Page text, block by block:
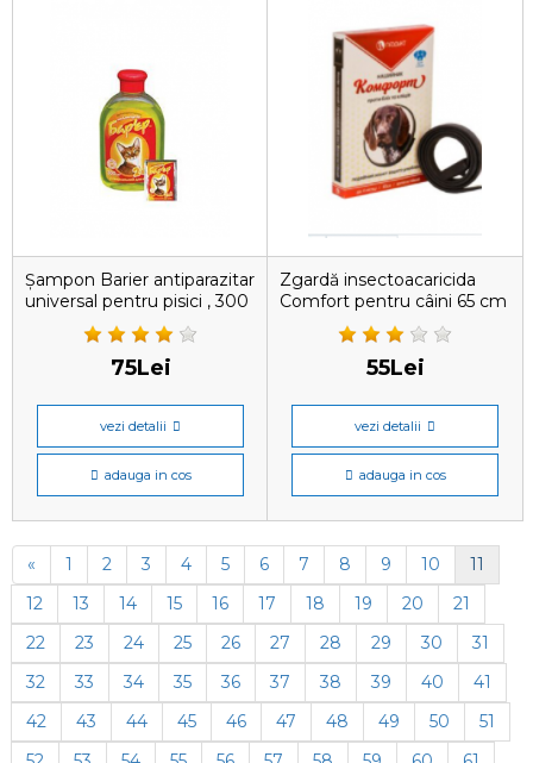
Șampon Barier antiparazitar
universal pentru pisici , 300
75Lei
vezi detalii
adauga in cos
Zgardă insectoacaricida
Comfort pentru câini 65 cm
55Lei
vezi detalii
adauga in cos
« 1 2 3 4 5 6 7 8 9 10
11
12
13 14 15 16 17 18 19 20
21
22
23 24 25 26 27 28 29 30
31
32
33 34 35 36 37 38 39 40
41
42
43 44 45 46 47 48 49 50
51